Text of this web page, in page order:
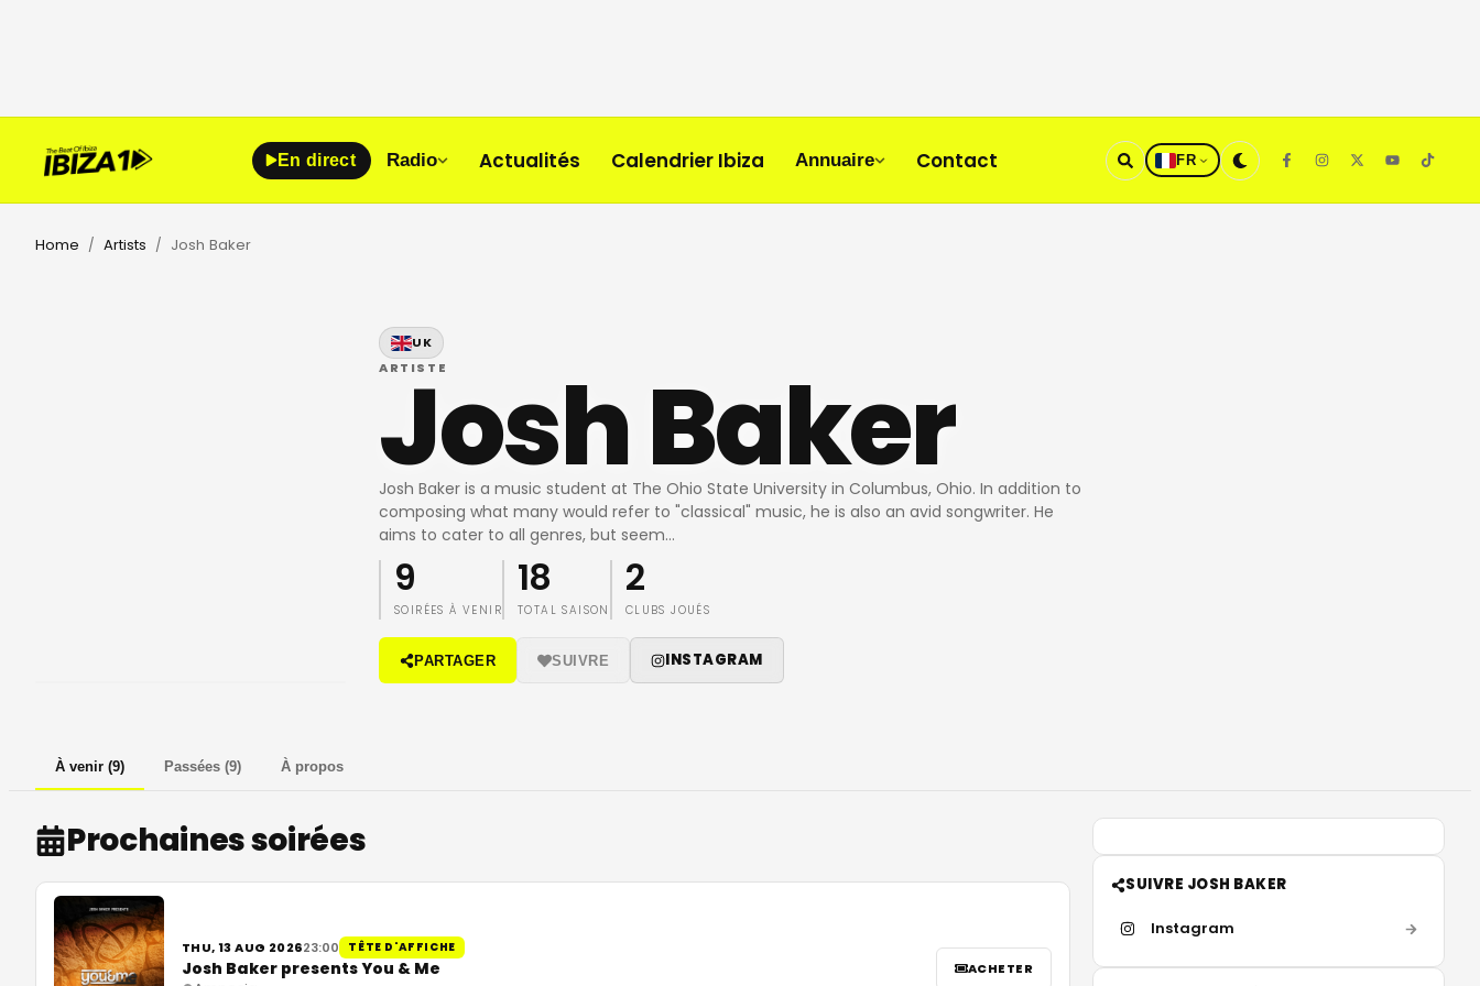
En direct Radio Actualités Calendrier Ibiza Annuaire Contact FR
Home / Artists / Josh Baker
UK
ARTISTE
Josh Baker
Josh Baker is a music student at The Ohio State University in Columbus, Ohio. In addition to
composing what many would refer to "classical" music, he is also an avid songwriter. He
aims to cater to all genres, but seem…
9
SOIRÉES À VENIR
18
TOTAL SAISON
2
CLUBS JOUÉS
PARTAGER SUIVRE INSTAGRAM
À venir (9) Passées (9) À propos
Prochaines soirées
THU, 13 AUG 202623:00 TÊTE D'AFFICHE
Josh Baker presents You & Me ACHETER
SUIVRE JOSH BAKER
Instagram